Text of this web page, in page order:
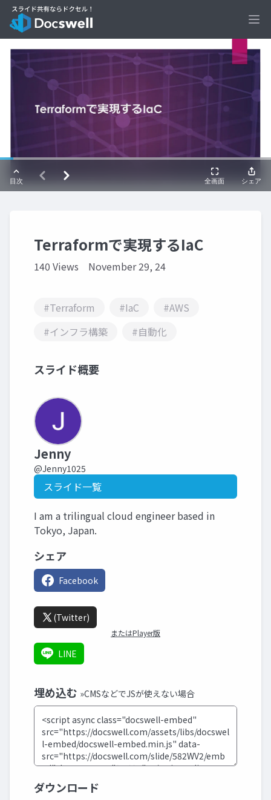
Terraformで実現するIaC
140 Views November 29, 24
#Terraform #IaC
#AWS
#インフラ構築
#自動化
スライド概要
Jenny
@Jenny1025
スライド一覧
I am a trilingual cloud engineer based in
Tokyo, Japan.
シェア
Facebook
(Twitter)
またはPlayer版
LINE
埋め込む »CMSなどでJSが使えない場合
ダウンロード